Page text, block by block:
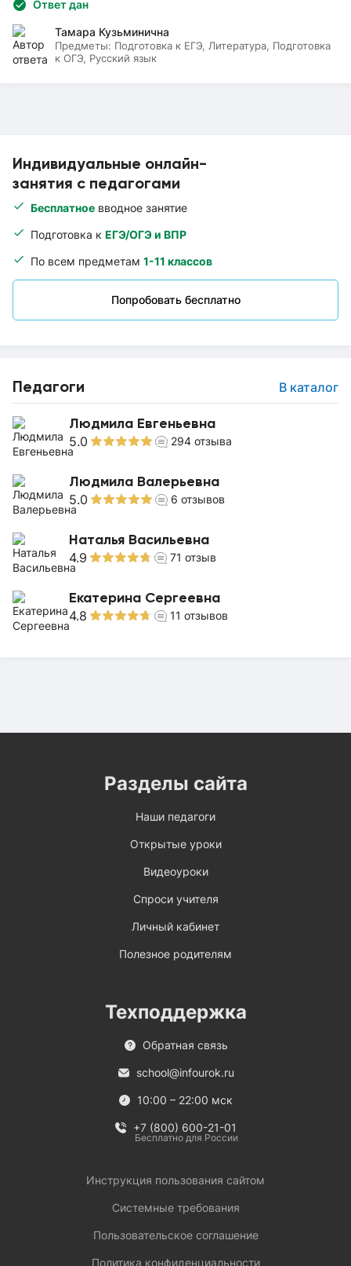
Индивидуальные онлайн-
занятия с педагогами
Бесплатное вводное занятие
Подготовка к ЕГЭ/ОГЭ и ВПР
По всем предметам 1-11 классов
Попробовать бесплатно
Педагоги В каталог
Людмила Евгеньевна
5.0 294 отзыва
Людмила Валерьевна
5.0 6 отзывов
Наталья Васильевна
4.9 71 отзыв
Екатерина Сергеевна
4.8 11 отзывов
Ответ дан
Тамара Кузьминична
Предметы: Подготовка к ЕГЭ, Литература, Подготовка
к ОГЭ, Русский язык
Разделы сайта
Наши педагоги
Открытые уроки
Видеоуроки
Спроси учителя
Личный кабинет
Полезное родителям
Техподдержка
Обратная связь
school@infourok.ru
10:00 – 22:00 мск
+7 (800) 600-21-01
Бесплатно для России
Инструкция пользования сайтом
Системные требования
Пользовательское соглашение
Политика конфиденциальности